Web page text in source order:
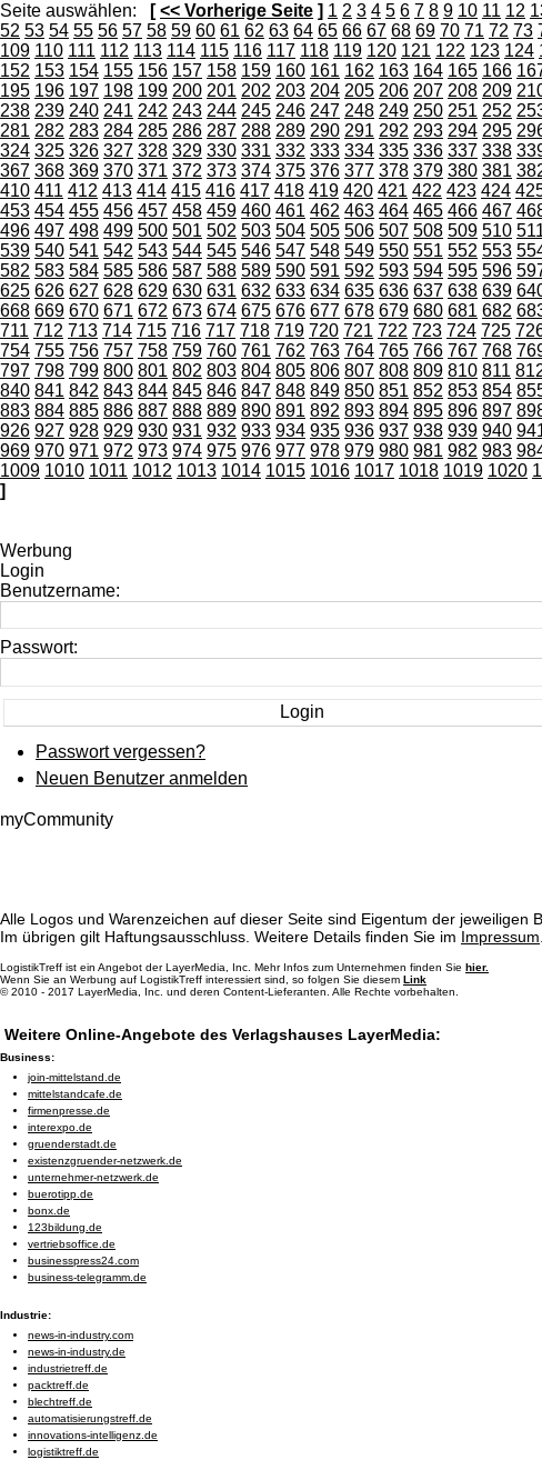
Seite auswählen: [<< Vorherige Seite ] 1 2 3 4 5 6 7 8 9 10 11 12
52 53 54 55 56 57 58 59 60 61 62 63 64 65 66 67 68 69 70 71 72 73
109 110 111 112 113 114 115 116 117 118 119 120 121 122 123 124
152 153 154 155 156 157 158 159 160 161 162 163 164 165 166
195 196 197 198 199 200 201 202 203 204 205 206 207 208 209
238 239 240 241 242 243 244 245 246 247 248 249 250 251 252
281 282 283 284 285 286 287 288 289 290 291 292 293 294 295
324 325 326 327 328 329 330 331 332 333 334 335 336 337 338
367 368 369 370 371 372 373 374 375 376 377 378 379 380 381
410 411 412 413 414 415 416 417 418 419 420 421 422 423 424
453 454 455 456 457 458 459 460 461 462 463 464 465 466 467
496 497 498 499 500 501 502 503 504 505 506 507 508 509 510
539 540 541 542 543 544 545 546 547 548 549 550 551 552 553
582 583 584 585 586 587 588 589 590 591 592 593 594 595 596
625 626 627 628 629 630 631 632 633 634 635 636 637 638 639
668 669 670 671 672 673 674 675 676 677 678 679 680 681 682
711 712 713 714 715 716 717 718 719 720 721 722 723 724 725
754 755 756 757 758 759 760 761 762 763 764 765 766 767 768
797 798 799 800 801 802 803 804 805 806 807 808 809 810 811
840 841 842 843 844 845 846 847 848 849 850 851 852 853 854
883 884 885 886 887 888 889 890 891 892 893 894 895 896 897
926 927 928 929 930 931 932 933 934 935 936 937 938 939 940
969 970 971 972 973 974 975 976 977 978 979 980 981 982 983
1009 1010 1011 1012 1013 1014 1015 1016 1017 1018 1019 1020
]
Werbung
Login
Benutzername:
Passwort:
Passwort vergessen?
Neuen Benutzer anmelden
myCommunity
Alle Logos und Warenzeichen auf dieser Seite sind Eigentum der jeweiligen
Im übrigen gilt Haftungsausschluss. Weitere Details finden Sie im Impressum.
LogistikTreff ist ein Angebot der LayerMedia, Inc. Mehr Infos zum Unternehmen finden Sie hier.
Wenn Sie an Werbung auf LogistikTreff interessiert sind, so folgen Sie diesem Link
© 2010 - 2017 LayerMedia, Inc. und deren Content-Lieferanten. Alle Rechte vorbehalten.
Weitere Online-Angebote des Verlagshauses LayerMedia:
Business:
join-mittelstand.de
mittelstandcafe.de
firmenpresse.de
interexpo.de
gruenderstadt.de
existenzgruender-netzwerk.de
unternehmer-netzwerk.de
buerotipp.de
bonx.de
123bildung.de
vertriebsoffice.de
businesspress24.com
business-telegramm.de
Industrie:
news-in-industry.com
news-in-industry.de
industrietreff.de
packtreff.de
blechtreff.de
automatisierungstreff.de
innovations-intelligenz.de
logistiktreff.de